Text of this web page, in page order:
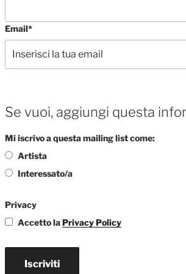
Email*
Se vuoi, aggiungi questa
Mi iscrivo a questa mailing list come:
Artista
Interessato/a
Privacy
Accetto laPrivacy Policy
Iscriviti